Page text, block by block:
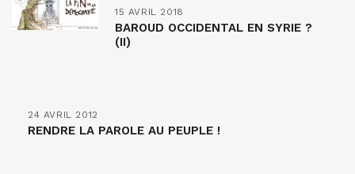
15 AVRIL 2018
BAROUD OCCIDENTAL EN SYRIE ?
(II)
24 AVRIL 2012
RENDRE LA PAROLE AU PEUPLE !